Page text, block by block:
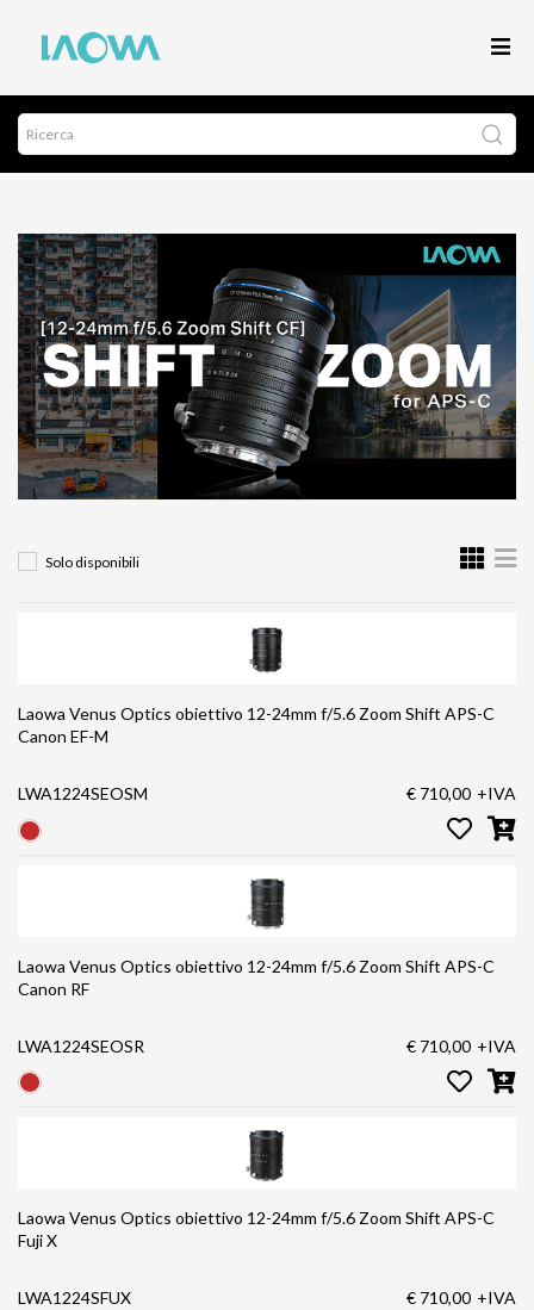
Solo disponibili
Laowa Venus Optics obiettivo 12-24mm f/5.6 Zoom Shift APS-C
Canon EF-M
LWA1224SEOSM € 710,00 +IVA
Laowa Venus Optics obiettivo 12-24mm f/5.6 Zoom Shift APS-C
Canon RF
LWA1224SEOSR € 710,00 +IVA
Laowa Venus Optics obiettivo 12-24mm f/5.6 Zoom Shift APS-C
Fuji X
LWA1224SFUX € 710,00 +IVA